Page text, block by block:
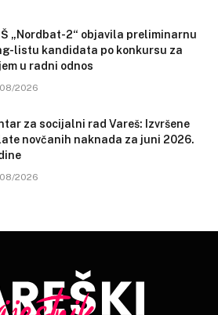
„Nordbat-2“ objavila preliminarnu
listu kandidata po konkursu za
u radni odnos
2026
za socijalni rad Vareš: Izvršene
novčanih naknada za juni 2026.
2026